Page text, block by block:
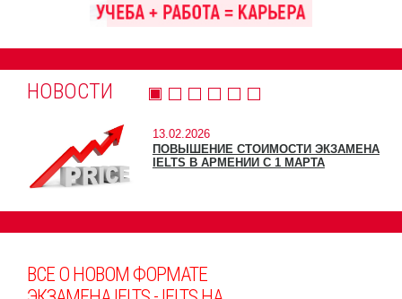
НОВОСТИ
13.02.2026
ПОВЫШЕНИЕ СТОИМОСТИ ЭКЗАМЕНА
IELTS В АРМЕНИИ С 1 МАРТА
ВСЕ О НОВОМ ФОРМАТЕ